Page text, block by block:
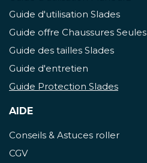
Guide d'utilisation Slades
Guide offre Chaussures Seules
Guide des tailles Slades
Guide d'entretien
Guide Protection Slades
AIDE
Conseils & Astuces roller
CGV